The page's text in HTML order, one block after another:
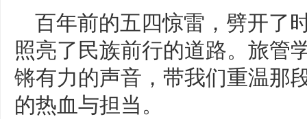
百年前的五四惊雷，劈开了
照亮了民族前行的道路。旅管
锵有力的声音，带我们重温那
的热血与担当。